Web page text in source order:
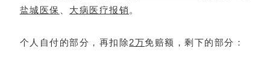
盐城医保
大病医疗报销 。
个人自付的部分，再扣除2万免赔额，剩下的部分：